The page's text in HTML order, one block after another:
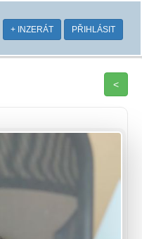
+ INZERÁT PŘIHLÁSIT
<